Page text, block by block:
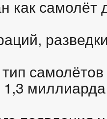
как самолёт
1,3